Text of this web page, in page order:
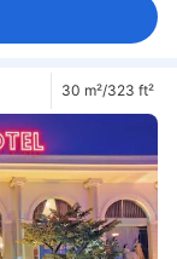
30 m²/323 ft²